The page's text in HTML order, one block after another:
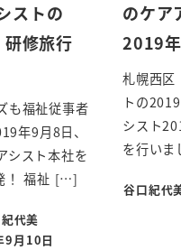
ストの
修旅行
も福祉従事者
年9月8日、
シスト本社を
！ 福祉 […]
代美
月10日
のケア
2019
札幌西区
トの
シスト
を行い
谷口紀代